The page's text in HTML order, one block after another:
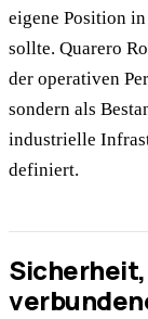
eigene Position
sollte. Quarero
der operativen
sondern als
industrielle
definiert.